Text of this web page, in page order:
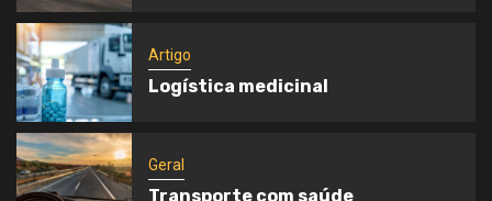
Artigo
Logística medicinal
Geral
Transporte com saúde